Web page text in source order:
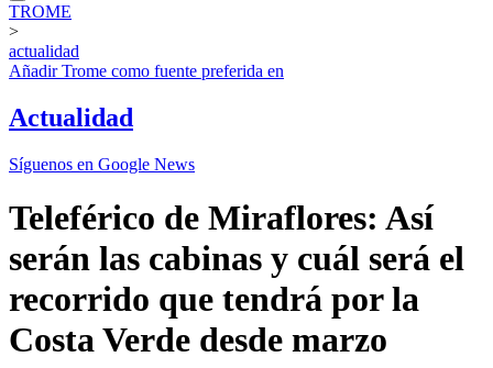
TROME
>
actualidad
AñadirTrome como fuente preferida en
Actualidad
Síguenos en Google News
Teleférico de Miraflores: Así
serán las cabinas y cuál será el
recorrido que tendrá por la
Costa Verde desde marzo